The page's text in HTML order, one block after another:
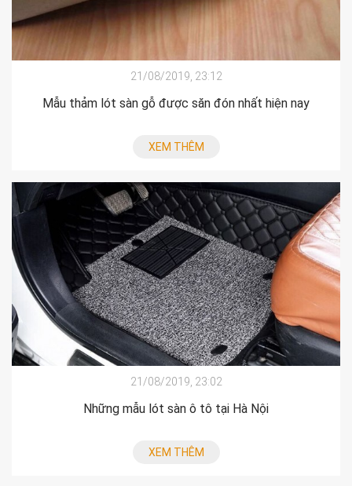
21/08/2019, 23:12
Mẫu thảm lót sàn gỗ được săn đón nhất hiện nay
XEM THÊM
21/08/2019, 23:02
Những mẫu lót sàn ô tô tại Hà Nội
XEM THÊM